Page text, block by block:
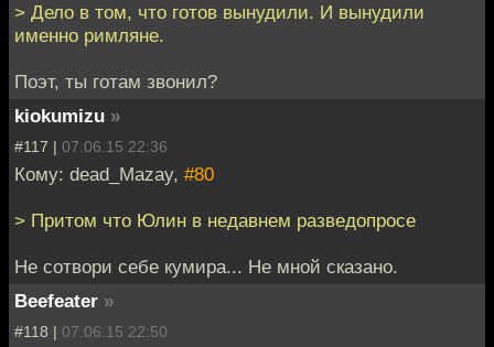
> Дело в том, что готов вынудили. И вынудили
именно римляне.
Поэт, ты готам звонил?
kiokumizu »
#117 | 07.06.15 22:36
Кому: dead_Mazay, #80
> Притом что Юлин в недавнем разведопросе
Не сотвори себе кумира... Не мной сказано.
Beefeater »
#118 | 07.06.15 22:50